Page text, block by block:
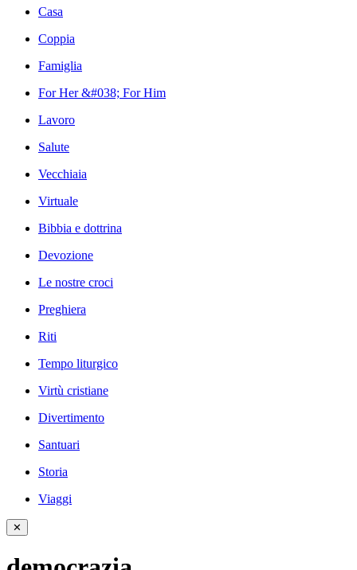
Casa
Coppia
Famiglia
For Her &#038; For Him
Lavoro
Salute
Vecchiaia
Virtuale
Bibbia e dottrina
Devozione
Le nostre croci
Preghiera
Riti
Tempo liturgico
Virtù cristiane
Divertimento
Santuari
Storia
Viaggi
✕